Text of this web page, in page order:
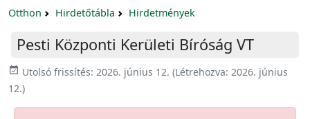
Otthon Hirdetőtábla Hirdetmények
Pesti Központi Kerületi Bíróság VT
event_available Utolsó frissítés: 2026. június 12. (Létrehozva: 2026. június
12.)